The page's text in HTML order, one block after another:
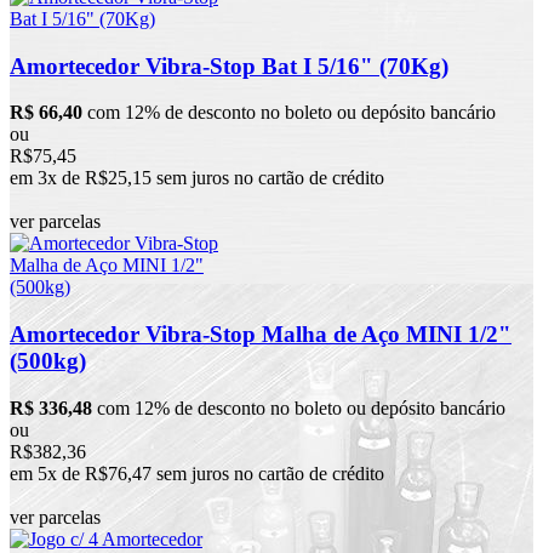
Amortecedor Vibra-Stop Bat I 5/16" (70Kg)
R$ 66,40 com 12% de desconto no boleto ou depósito bancário
ou
R$75,45
em 3x de R$25,15 sem juros no cartão de crédito
ver parcelas
Amortecedor Vibra-Stop Malha de Aço MINI 1/2"
(500kg)
R$ 336,48 com 12% de desconto no boleto ou depósito bancário
ou
R$382,36
em 5x de R$76,47 sem juros no cartão de crédito
ver parcelas